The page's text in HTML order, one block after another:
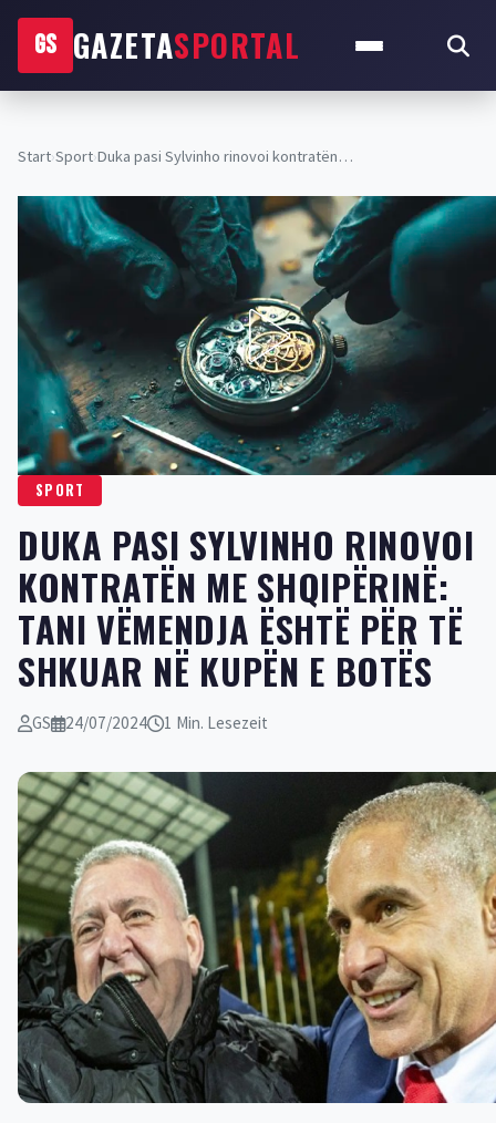
GS GAZETASPORTAL
Start›Sport›​Duka pasi Sylvinho rinovoi kontratën…
SPORT
​DUKA PASI SYLVINHO RINOVOI
KONTRATËN ME SHQIPËRINË:
TANI VËMENDJA ËSHTË PËR TË
SHKUAR NË KUPËN E BOTËS
GS 24/07/2024 1 Min. Lesezeit